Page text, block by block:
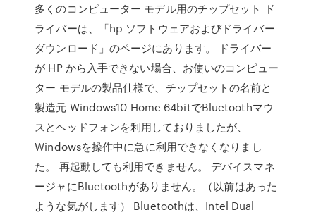
多くのコンピューター モデル用のチップセット ド
ライバーは、「hp ソフトウェアおよびドライバー
ダウンロード」のページにあります。 ドライバー
が HP から入手できない場合、お使いのコンピュー
ター モデルの製品仕様で、チップセットの名前と
製造元 Windows10 Home 64bitでBluetoothマウ
スとヘッドフォンを利用しておりましたが、
Windowsを操作中に急に利用できなくなりまし
た。 再起動しても利用できません。 デバイスマネ
ージャにBluetoothがありません。（以前はあった
ような気がします） Bluetoothは、Intel Dual